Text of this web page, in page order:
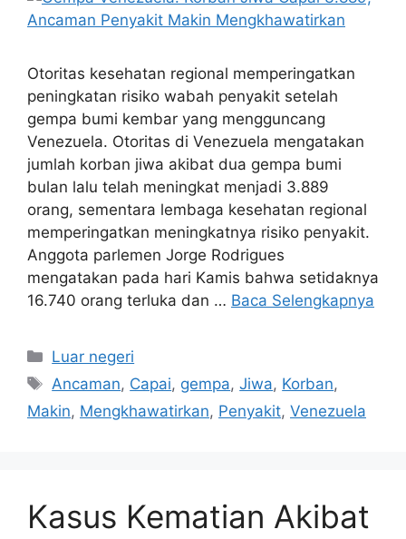
Otoritas kesehatan regional memperingatkan
peningkatan risiko wabah penyakit setelah
gempa bumi kembar yang mengguncang
Venezuela. Otoritas di Venezuela mengatakan
jumlah korban jiwa akibat dua gempa bumi
bulan lalu telah meningkat menjadi 3.889
orang, sementara lembaga kesehatan regional
memperingatkan meningkatnya risiko penyakit.
Anggota parlemen Jorge Rodrigues
mengatakan pada hari Kamis bahwa setidaknya
16.740 orang terluka dan … Baca Selengkapnya
Kategori
Luar negeri
Tag
Ancaman, Capai, gempa,Jiwa, Korban,
Makin, Mengkhawatirkan, Penyakit, Venezuela
Kasus Kematian Akibat